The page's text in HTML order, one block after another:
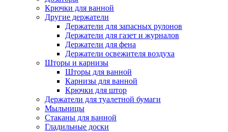
Крючки для ванной
Другие держатели
Держатели для запасных рулонов
Держатели для газет и журналов
Держатели для фена
Держатели освежителя воздуха
Шторы и карнизы
Шторы для ванной
Карнизы для ванной
Крючки для штор
Держатели для туалетной бумаги
Мыльницы
Стаканы для ванной
Гладильные доски